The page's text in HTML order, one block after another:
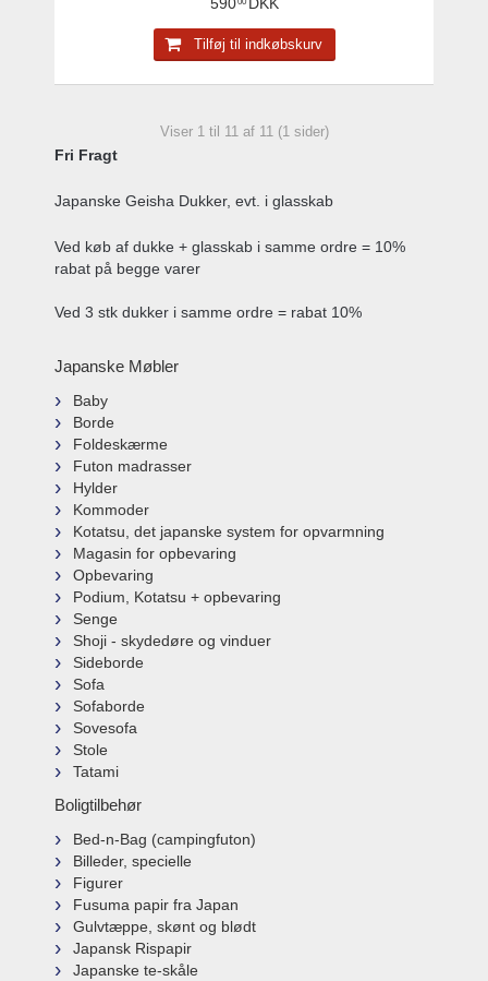
590 DKK
Tilføj til indkøbskurv
Viser 1 til 11 af 11 (1 sider)
Fri Fragt
Japanske Geisha Dukker, evt. i glasskab
Ved køb af dukke + glasskab i samme ordre = 10%
rabat på begge varer
Ved 3 stk dukker i samme ordre = rabat 10%
Japanske Møbler
Baby
Borde
Foldeskærme
Futon madrasser
Hylder
Kommoder
Kotatsu, det japanske system for opvarmning
Magasin for opbevaring
Opbevaring
Podium, Kotatsu + opbevaring
Senge
Shoji - skydedøre og vinduer
Sideborde
Sofa
Sofaborde
Sovesofa
Stole
Tatami
Boligtilbehør
Bed-n-Bag (campingfuton)
Billeder, specielle
Figurer
Fusuma papir fra Japan
Gulvtæppe, skønt og blødt
Japansk Rispapir
Japanske te-skåle